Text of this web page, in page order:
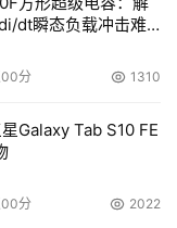
一样占有这么多的
将自己的业务尽可
企业用户以及家庭
已经有超过2000
推出的一款简单廉
dt瞬态负载冲击难
分 1310
Galaxy Tab S10 FE
分 2022